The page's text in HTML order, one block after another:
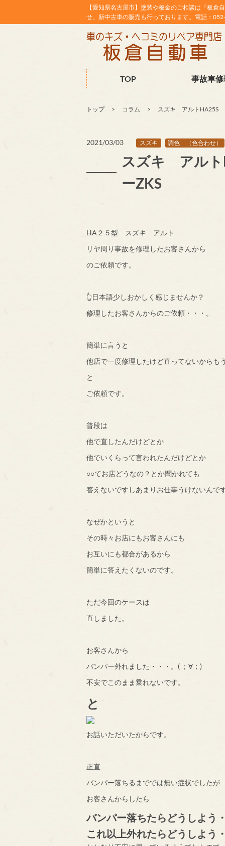
【愛知県名古屋市】塗装や板金のご相談は『板
せ。新中古車の販売も行っております。電話：
TOP 事故車
トップ コラム スズキ アルトHA25S
2021/03/03 スズキ 調色 （色合わせ）
スズキ アル
ーZKS
HA２５型 スズキ アルト
リヤ周り事故を修理したお客さんから
のご依頼です。
👆日本語少しおかしく感じませんか？
修理したお客さんからのご依頼・・・。
簡単に言うと
他店で一度修理したけど直ってないからも
と
ご依頼です。
普段は
他で直したんだけどとか
他でいくらって言われたんだけどとか
○○てお店どうなの？とか聞かれても
答えないですしあまりお仕事うけないんで
なぜかというと
その時々お店にもお客さんにも
お互いにも都合があるから
簡単に答えたくないのです。
ただ今回のケースは
直しました。
お客さんから
バンパー外れました・・・。( ；∀；)
不安でこのまま乗れないです。
と
お話いただいたからです。
正直
バンパー落ちるまででは無い症状でしたが
お客さんからしたら
バンパー落ちたらどうしよう
これ以上外れたらどうしよう